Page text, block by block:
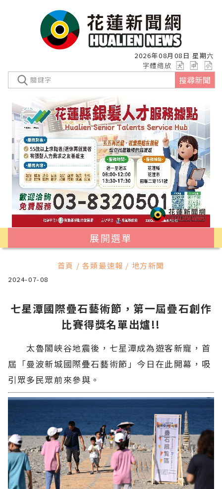
2026年08月08日 星期六
字體縮放
搜尋新聞
展開選單
首頁 / 各類最速報 / 地方新聞
2024-07-08
七星潭國際疊石藝術節，第一屆疊石創作
比賽得獎名單出爐!!
太魯閣峽谷地震後，七星潭成為遊客新寵，首
屆「曼波新城國際疊石藝術節」今日在此開幕，吸
引眾多民眾前來參與。